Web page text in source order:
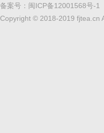
备案号： 闽ICP备12001568号-1
Copyright © 2018-2019 fjtea.cn